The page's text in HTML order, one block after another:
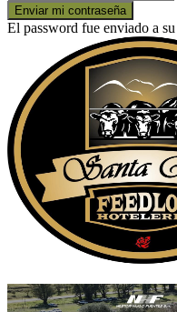
El password fue enviado a